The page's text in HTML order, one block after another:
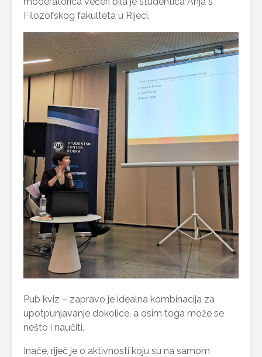
Filozofskog fakulteta u Rijeci.
Pub kviz – zapravo je idealna kombinacija za
upotpunjavanje dokolice, a osim toga može se
nešto i naučiti.
Inače, riječ je o aktivnosti koju su na samom